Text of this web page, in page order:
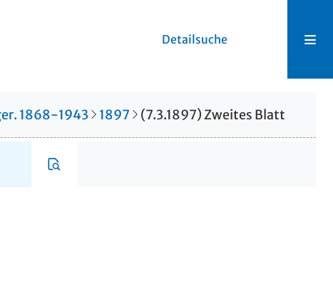
Detailsuche
1868-1943 1897 (7.3.1897) Zweites Blatt